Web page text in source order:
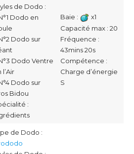
de Dodo :
Dodo en
Dodo sur
Dodo Ventre
l’Air
Dodo sur
Bidou
:
Baie :
x1
Capacité max : 20
Fréquence :
43mins 20s
Compétence :
Charge d’énergie
S
de Dodo :